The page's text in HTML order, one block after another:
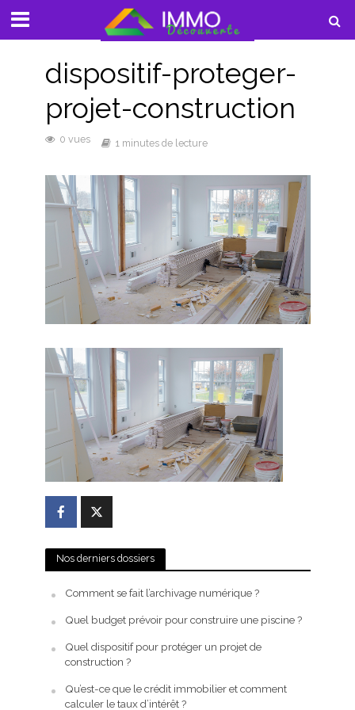
dispositif-proteger-
projet-construction
0 vues 1 minutes de lecture
Nos derniers dossiers
Comment se fait l’archivage numérique ?
Quel budget prévoir pour construire une piscine ?
Quel dispositif pour protéger un projet de
construction ?
Qu’est-ce que le crédit immobilier et comment
calculer le taux d’intérêt ?